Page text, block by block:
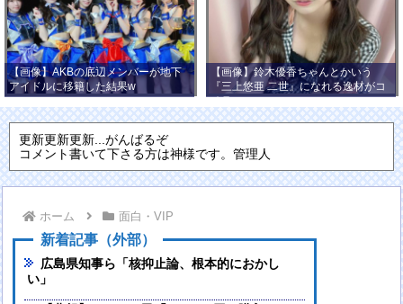
【画像】AKBの底辺メンバーが地下
アイドルに移籍した結果w
【画像】鈴木優香ちゃんとかいう
『三上悠亜 二世』になれる逸材がコ
チラ
更新更新更新...がんばるぞ
コメント書いて下さる方は神様です。管理人
ホーム 面白・VIP
新着記事（外部）
広島県知事ら「核抑止論、根本的におかし
い」